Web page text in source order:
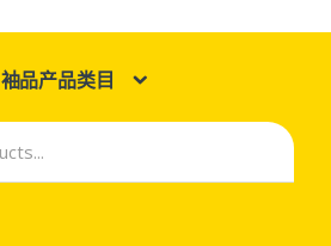
袖品产品类目